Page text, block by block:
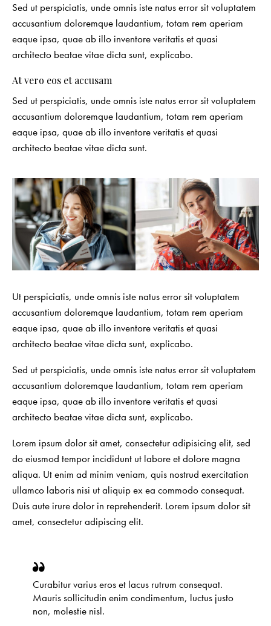
Sed ut perspiciatis, unde omnis iste natus error sit voluptatem
accusantium doloremque laudantium, totam rem aperiam
eaque ipsa, quae ab illo inventore veritatis et quasi
architecto beatae vitae dicta sunt, explicabo.
At vero eos et accusam
Sed ut perspiciatis, unde omnis iste natus error sit voluptatem
accusantium doloremque laudantium, totam rem aperiam
eaque ipsa, quae ab illo inventore veritatis et quasi
architecto beatae vitae dicta sunt.
Ut perspiciatis, unde omnis iste natus error sit voluptatem
accusantium doloremque laudantium, totam rem aperiam
eaque ipsa, quae ab illo inventore veritatis et quasi
architecto beatae vitae dicta sunt, explicabo.
Sed ut perspiciatis, unde omnis iste natus error sit voluptatem
accusantium doloremque laudantium, totam rem aperiam
eaque ipsa, quae ab illo inventore veritatis et quasi
architecto beatae vitae dicta sunt, explicabo.
Lorem ipsum dolor sit amet, consectetur adipisicing elit, sed
do eiusmod tempor incididunt ut labore et dolore magna
aliqua. Ut enim ad minim veniam, quis nostrud exercitation
ullamco laboris nisi ut aliquip ex ea commodo consequat.
Duis aute irure dolor in reprehenderit. Lorem ipsum dolor sit
amet, consectetur adipiscing elit.
Curabitur varius eros et lacus rutrum consequat.
Mauris sollicitudin enim condimentum, luctus justo
non, molestie nisl.